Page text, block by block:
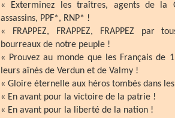
« Exterminez les traîtres, agents de la
assassins, PPF*, RNP* !
« FRAPPEZ, FRAPPEZ, FRAPPEZ par
bourreaux de notre peuple !
« Prouvez au monde que les Français de
leurs aînés de Verdun et de Valmy !
« Gloire éternelle aux héros tombés dans
« En avant pour la victoire de la patrie !
« En avant pour la liberté de la nation !